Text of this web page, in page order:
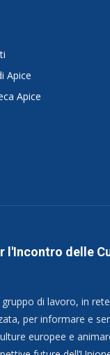
Apice
Apice
l'Incontro delle
gruppo di lavoro, in
per informare e
europee e